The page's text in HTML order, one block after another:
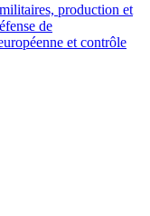
production et
de
et contrôle